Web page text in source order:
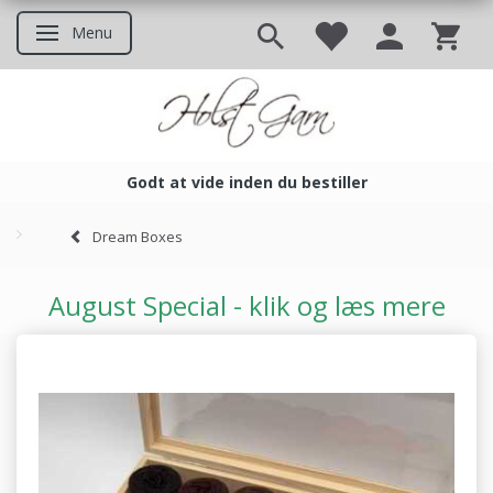
Skifte navigation
Menu
Godt at vide inden du bestiller
Dream Boxes
August Special - klik og læs mere